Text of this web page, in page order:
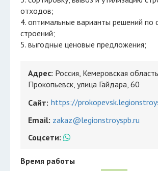
отходов;
4. оптимальные варианты решений по
строений;
5. выгодные ценовые предложения;
Адрес: Россия, Кемеровская
Прокопьевск, улица Гайдара, 60
Сайт: https://
Email: zakaz@legionstroyspb.ru
Соцсети:
Время работы